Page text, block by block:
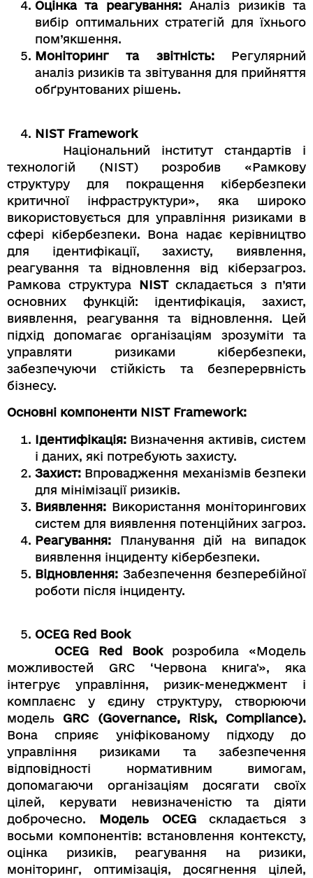
Оцінка та реагування:Аналіз ризиків та
вибір оптимальних стратегій для їхнього
пом’якшення.
Моніторинг та звітність:Регулярний
аналіз ризиків та звітування для прийняття
обґрунтованих рішень.
NIST Framework
Національний інститут стандартів і
технологій (NIST) розробив «Рамкову
структуру для покращення кібербезпеки
критичної інфраструктури», яка широко
використовується для управління ризиками в
сфері кібербезпеки. Вона надає керівництво
для ідентифікації, захисту, виявлення,
реагування та відновлення від кіберзагроз.
Рамкова структура NISTскладається з п’яти
основних функцій: ідентифікація, захист,
виявлення, реагування та відновлення. Цей
підхід допомагає організаціям зрозуміти та
управляти ризиками кібербезпеки,
забезпечуючи стійкість та безперервність
бізнесу.
Основні компоненти NIST Framework:
Ідентифікація: Визначення активів, систем
і даних, які потребують захисту.
Захист: Впровадження механізмів безпеки
для мінімізації ризиків.
Виявлення: Використання моніторингових
систем для виявлення потенційних загроз.
Реагування: Планування дій на випадок
виявлення інциденту кібербезпеки.
Відновлення: Забезпечення безперебійної
роботи після інциденту.
OCEG Red Book
OCEG Red Bookрозробила «Модель
можливостей GRC ‘Червона книга'», яка
інтегрує управління, ризик-менеджмент і
комплаєнс у єдину структуру, створюючи
модельGRC (Governance, Risk, Compliance).
Вона сприяє уніфікованому підходу до
управління ризиками та забезпечення
відповідності нормативним вимогам,
допомагаючи організаціям досягати своїх
цілей, керувати невизначеністю та діяти
доброчесно. Модель OCEGскладається з
восьми компонентів: встановлення контексту,
оцінка ризиків, реагування на ризики,
моніторинг, оптимізація, досягнення цілей,